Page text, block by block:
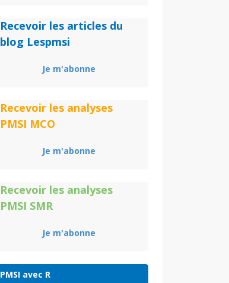
Recevoir les articles du
blog Lespmsi
Je m'abonne
Recevoir les analyses
PMSI MCO
Je m'abonne
Recevoir les analyses
PMSI SMR
Je m'abonne
PMSI avec R